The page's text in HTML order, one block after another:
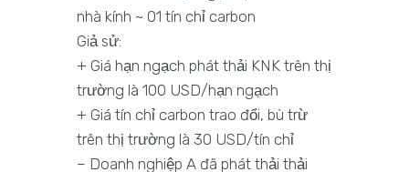
nhà kính ~ 01 tín chỉ carbon
Giả sử:
+ Giá hạn ngạch phát thải KNK trên thị
trường là 100 USD/hạn ngạch
+ Giá tín chỉ carbon trao đổi, bù trừ
trên thị trường là 30 USD/tín chỉ
– Doanh nghiệp A đã phát thải thải